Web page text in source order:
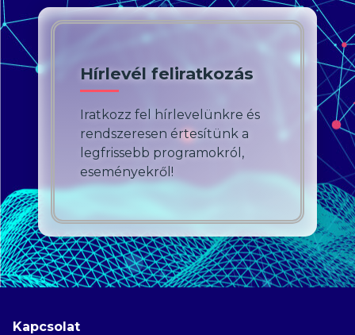
Hírlevél feliratkozás
Iratkozz fel hírlevelünkre és
rendszeresen értesítünk a
legfrissebb programokról,
eseményekről!
Kapcsolat